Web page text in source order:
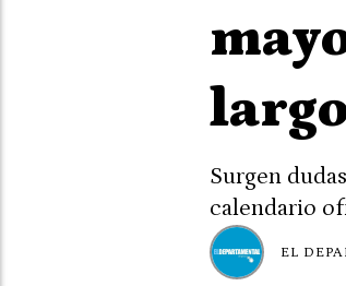
Surgen
calendario
EL